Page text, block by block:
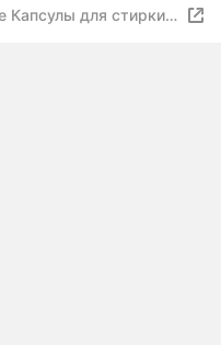
Капсулы для стирки